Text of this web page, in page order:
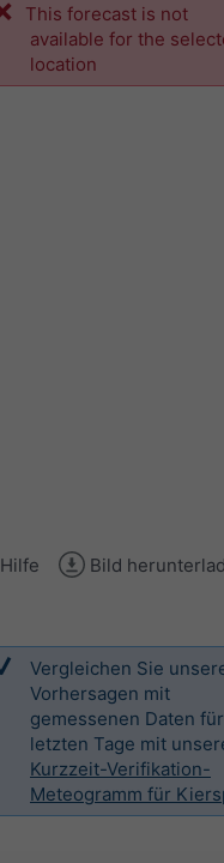
This forecast is not
available for the
location
Hilfe Bild
Vergleichen Sie
Vorhersagen mit
gemessenen Daten
letzten Tage mit
Kurzzeit-Verifikation-
Meteogramm für